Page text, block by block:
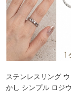
ステンレスリング
かし シンプル ロジ